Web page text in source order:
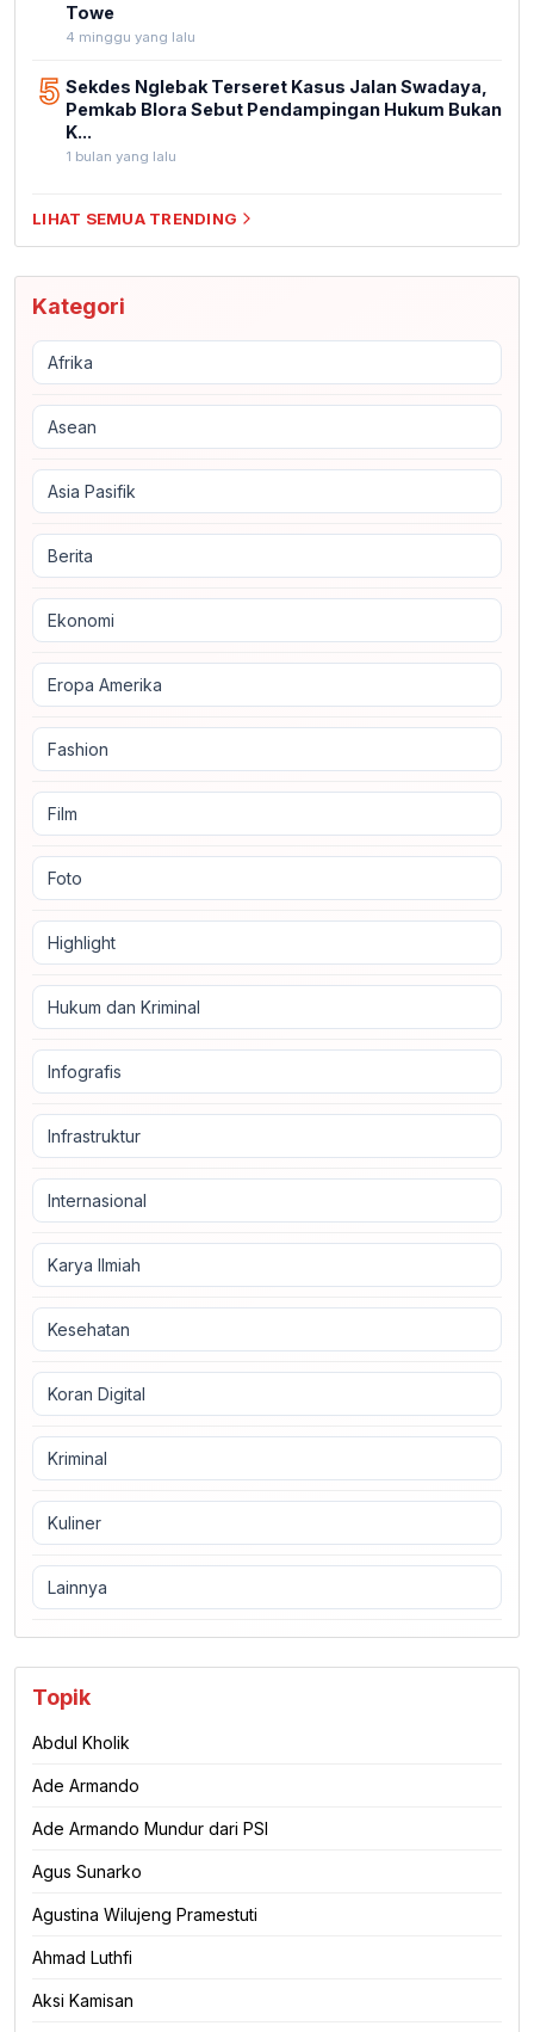
Towe
4 minggu yang lalu
5 Sekdes Nglebak Terseret Kasus Jalan Swadaya,
Pemkab Blora Sebut Pendampingan Hukum Bukan
K...
1 bulan yang lalu
LIHAT SEMUA TRENDING
Kategori
Afrika
Asean
Asia Pasifik
Berita
Ekonomi
Eropa Amerika
Fashion
Film
Foto
Highlight
Hukum dan Kriminal
Infografis
Infrastruktur
Internasional
Karya Ilmiah
Kesehatan
Koran Digital
Kriminal
Kuliner
Lainnya
Topik
Abdul Kholik
Ade Armando
Ade Armando Mundur dari PSI
Agus Sunarko
Agustina Wilujeng Pramestuti
Ahmad Luthfi
Aksi Kamisan